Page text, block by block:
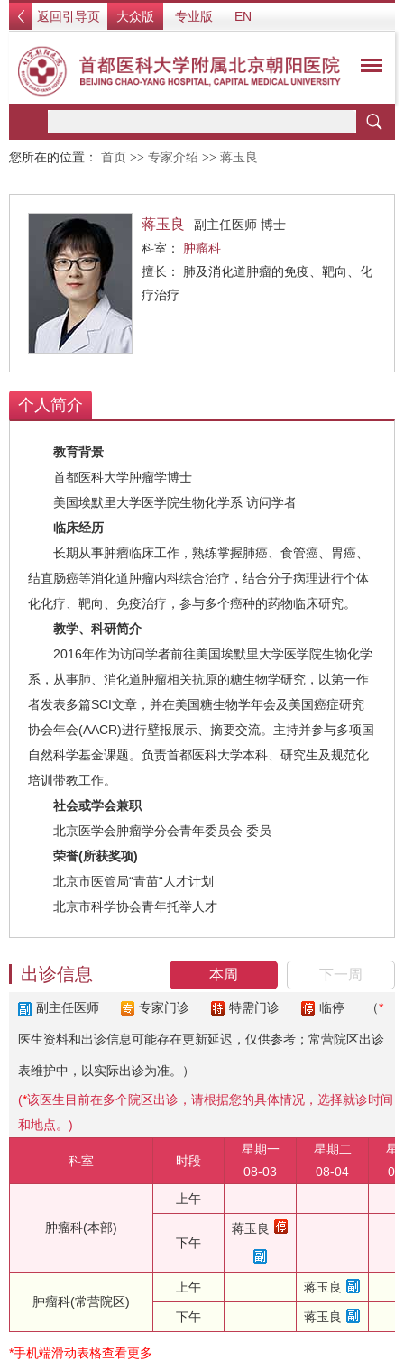
返回引导页 大众版 专业版 EN
您所在的位置： 首页 >> 专家介绍 >> 蒋玉良
蒋玉良
副主任医师 博士
科室： 肿瘤科
擅长： 肺及消化道肿瘤的免疫、靶向、化
疗治疗
个人简介
教育背景
首都医科大学肿瘤学博士
美国埃默里大学医学院生物化学系 访问学者
临床经历
长期从事肿瘤临床工作，熟练掌握肺癌、食管癌、胃癌、
结直肠癌等消化道肿瘤内科综合治疗，结合分子病理进行个体
化化疗、靶向、免疫治疗，参与多个癌种的药物临床研究。
教学、科研简介
2016年作为访问学者前往美国埃默里大学医学院生物化学
系，从事肺、消化道肿瘤相关抗原的糖生物学研究，以第一作
者发表多篇SCI文章，并在美国糖生物学年会及美国癌症研究
协会年会(AACR)进行壁报展示、摘要交流。主持并参与多项国
自然科学基金课题。负责首都医科大学本科、研究生及规范化
培训带教工作。
社会或学会兼职
北京医学会肿瘤学分会青年委员会 委员
荣誉(所获奖项)
北京市医管局“青苗“人才计划
北京市科学协会青年托举人才
本周 下一周
出诊信息
副主任医师 专家门诊 特需门诊 临停 （*
医生资料和出诊信息可能存在更新延迟，仅供参考；常营院区出诊
表维护中，以实际出诊为准。）
(*该医生目前在多个院区出诊，请根据您的具体情况，选择就诊时间
和地点。)
科室 时段
星期一
08-03
星期二
08-04
星
肿瘤科(本部)
上午
下午
蒋玉良
肿瘤科(常营院区)
上午 蒋玉良
下午 蒋玉良
*手机端滑动表格查看更多